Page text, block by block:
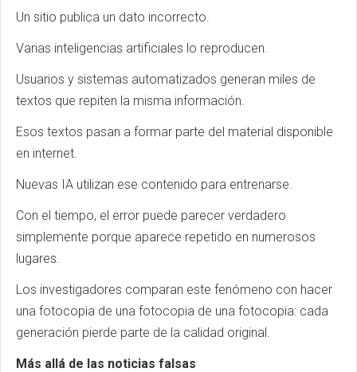
Un sitio publica un dato incorrecto.
Varias inteligencias artificiales lo reproducen.
Usuarios y sistemas automatizados generan miles de
textos que repiten la misma información.
Esos textos pasan a formar parte del material disponible
en internet.
Nuevas IA utilizan ese contenido para entrenarse.
Con el tiempo, el error puede parecer verdadero
simplemente porque aparece repetido en numerosos
lugares.
Los investigadores comparan este fenómeno con hacer
una fotocopia de una fotocopia de una fotocopia: cada
generación pierde parte de la calidad original.
Más allá de las noticias falsas